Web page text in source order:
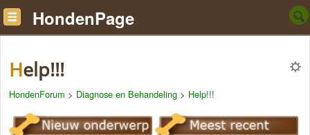
HondenPage
Help!!!
HondenForum > Diagnose en Behandeling > Help!!!